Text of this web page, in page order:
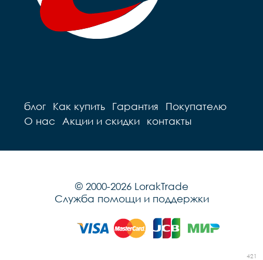
блог Как купить Гарантия
Покупателю
О нас
Акции и скидки контакты
© 2000-2026 LorakTrade
Служба помощи и поддержки
421